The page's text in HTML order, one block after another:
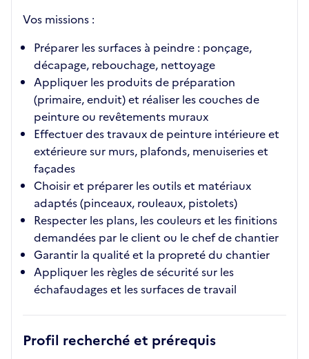
Vos missions :
Préparer les surfaces à peindre : ponçage,
décapage, rebouchage, nettoyage
Appliquer les produits de préparation
(primaire, enduit) et réaliser les couches de
peinture ou revêtements muraux
Effectuer des travaux de peinture intérieure et
extérieure sur murs, plafonds, menuiseries et
façades
Choisir et préparer les outils et matériaux
adaptés (pinceaux, rouleaux, pistolets)
Respecter les plans, les couleurs et les finitions
demandées par le client ou le chef de chantier
Garantir la qualité et la propreté du chantier
Appliquer les règles de sécurité sur les
échafaudages et les surfaces de travail
Profil recherché et prérequis